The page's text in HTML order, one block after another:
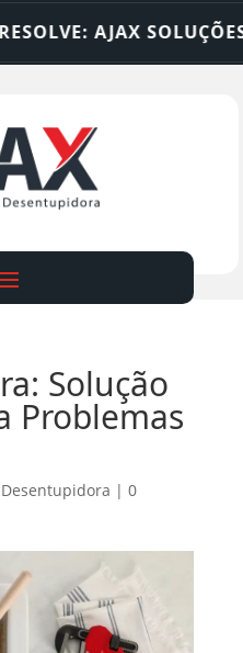
AJAX SOLUÇÕES
Solução
Problemas
Desentupidora | 0